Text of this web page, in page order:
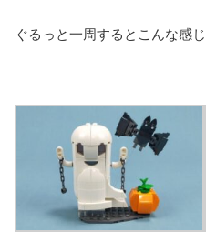
ぐるっと一周するとこんな感